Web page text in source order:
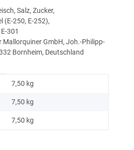
Salz, Zucker,
(E-250, E-252),
301
Mallorquiner GmbH, Joh.-Philipp-
Bornheim, Deutschland
7,50 kg
7,50 kg
7,50 kg